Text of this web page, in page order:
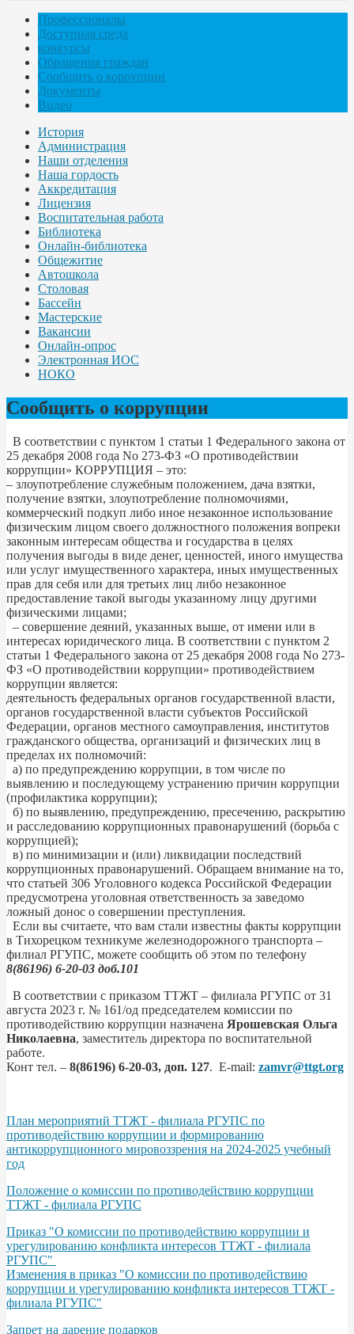
Профессионалы
Доступная среда
конкурсы
Обращения граждан
Сообщить о коррупции
Документы
Видео
История
Администрация
Наши отделения
Наша гордость
Аккредитация
Лицензия
Воспитательная работа
Библиотека
Онлайн-библиотека
Общежитие
Автошкола
Столовая
Бассейн
Мастерские
Вакансии
Онлайн-опрос
Электронная ИОС
НОКО
Сообщить о коррупции
В соответствии с пунктом 1 статьи 1 Федерального закона от
25 декабря 2008 года No 273-ФЗ «О противодействии
коррупции» КОРРУПЦИЯ – это:
– злоупотребление служебным положением, дача взятки,
получение взятки, злоупотребление полномочиями,
коммерческий подкуп либо иное незаконное использование
физическим лицом своего должностного положения вопреки
законным интересам общества и государства в целях
получения выгоды в виде денег, ценностей, иного имущества
или услуг имущественного характера, иных имущественных
прав для себя или для третьих лиц либо незаконное
предоставление такой выгоды указанному лицу другими
физическими лицами;
– совершение деяний, указанных выше, от имени или в
интересах юридического лица. В соответствии с пунктом 2
статьи 1 Федерального закона от 25 декабря 2008 года No 273-
ФЗ «О противодействии коррупции» противодействием
коррупции является:
деятельность федеральных органов государственной власти,
органов государственной власти субъектов Российской
Федерации, органов местного самоуправления, институтов
гражданского общества, организаций и физических лиц в
пределах их полномочий:
а) по предупреждению коррупции, в том числе по
выявлению и последующему устранению причин коррупции
(профилактика коррупции);
б) по выявлению, предупреждению, пресечению, раскрытию
и расследованию коррупционных правонарушений (борьба с
коррупцией);
в) по минимизации и (или) ликвидации последствий
коррупционных правонарушений. Обращаем внимание на то,
что статьей 306 Уголовного кодекса Российской Федерации
предусмотрена уголовная ответственность за заведомо
ложный донос о совершении преступления.
Если вы считаете, что вам стали известны факты коррупции
в Тихорецком техникуме железнодорожного транспорта –
филиал РГУПС, можете сообщить об этом по телефону
8(86196) 6-20-03 доб.101
В соответствии с приказом ТТЖТ – филиала РГУПС от 31
августа 2023 г. № 161/од председателем комиссии по
противодействию коррупции назначена Ярошевская Ольга
Николаевна, заместитель директора по воспитательной
работе.
Конт тел. – 8(86196) 6-20-03, доп. 127. E-mail: zamvr@ttgt.org
План мероприятий ТТЖТ - филиала РГУПС по
противодействию коррупции и формированию
антикоррупционного мировоззрения на 2024-2025 учебный
год
Положение о комиссии по противодействию коррупции
ТТЖТ - филиала РГУПС
Приказ "О комиссии по противодействию коррупции и
урегулированию конфликта интересов ТТЖТ - филиала
РГУПС"
Изменения в приказ "О комиссии по противодействию
коррупции и урегулированию конфликта интересов ТТЖТ -
филиала РГУПС"
Запрет на дарение подарков